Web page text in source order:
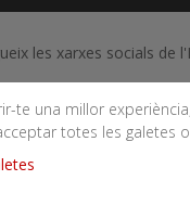
te una millor
totes les galetes o
les xarxes socials de